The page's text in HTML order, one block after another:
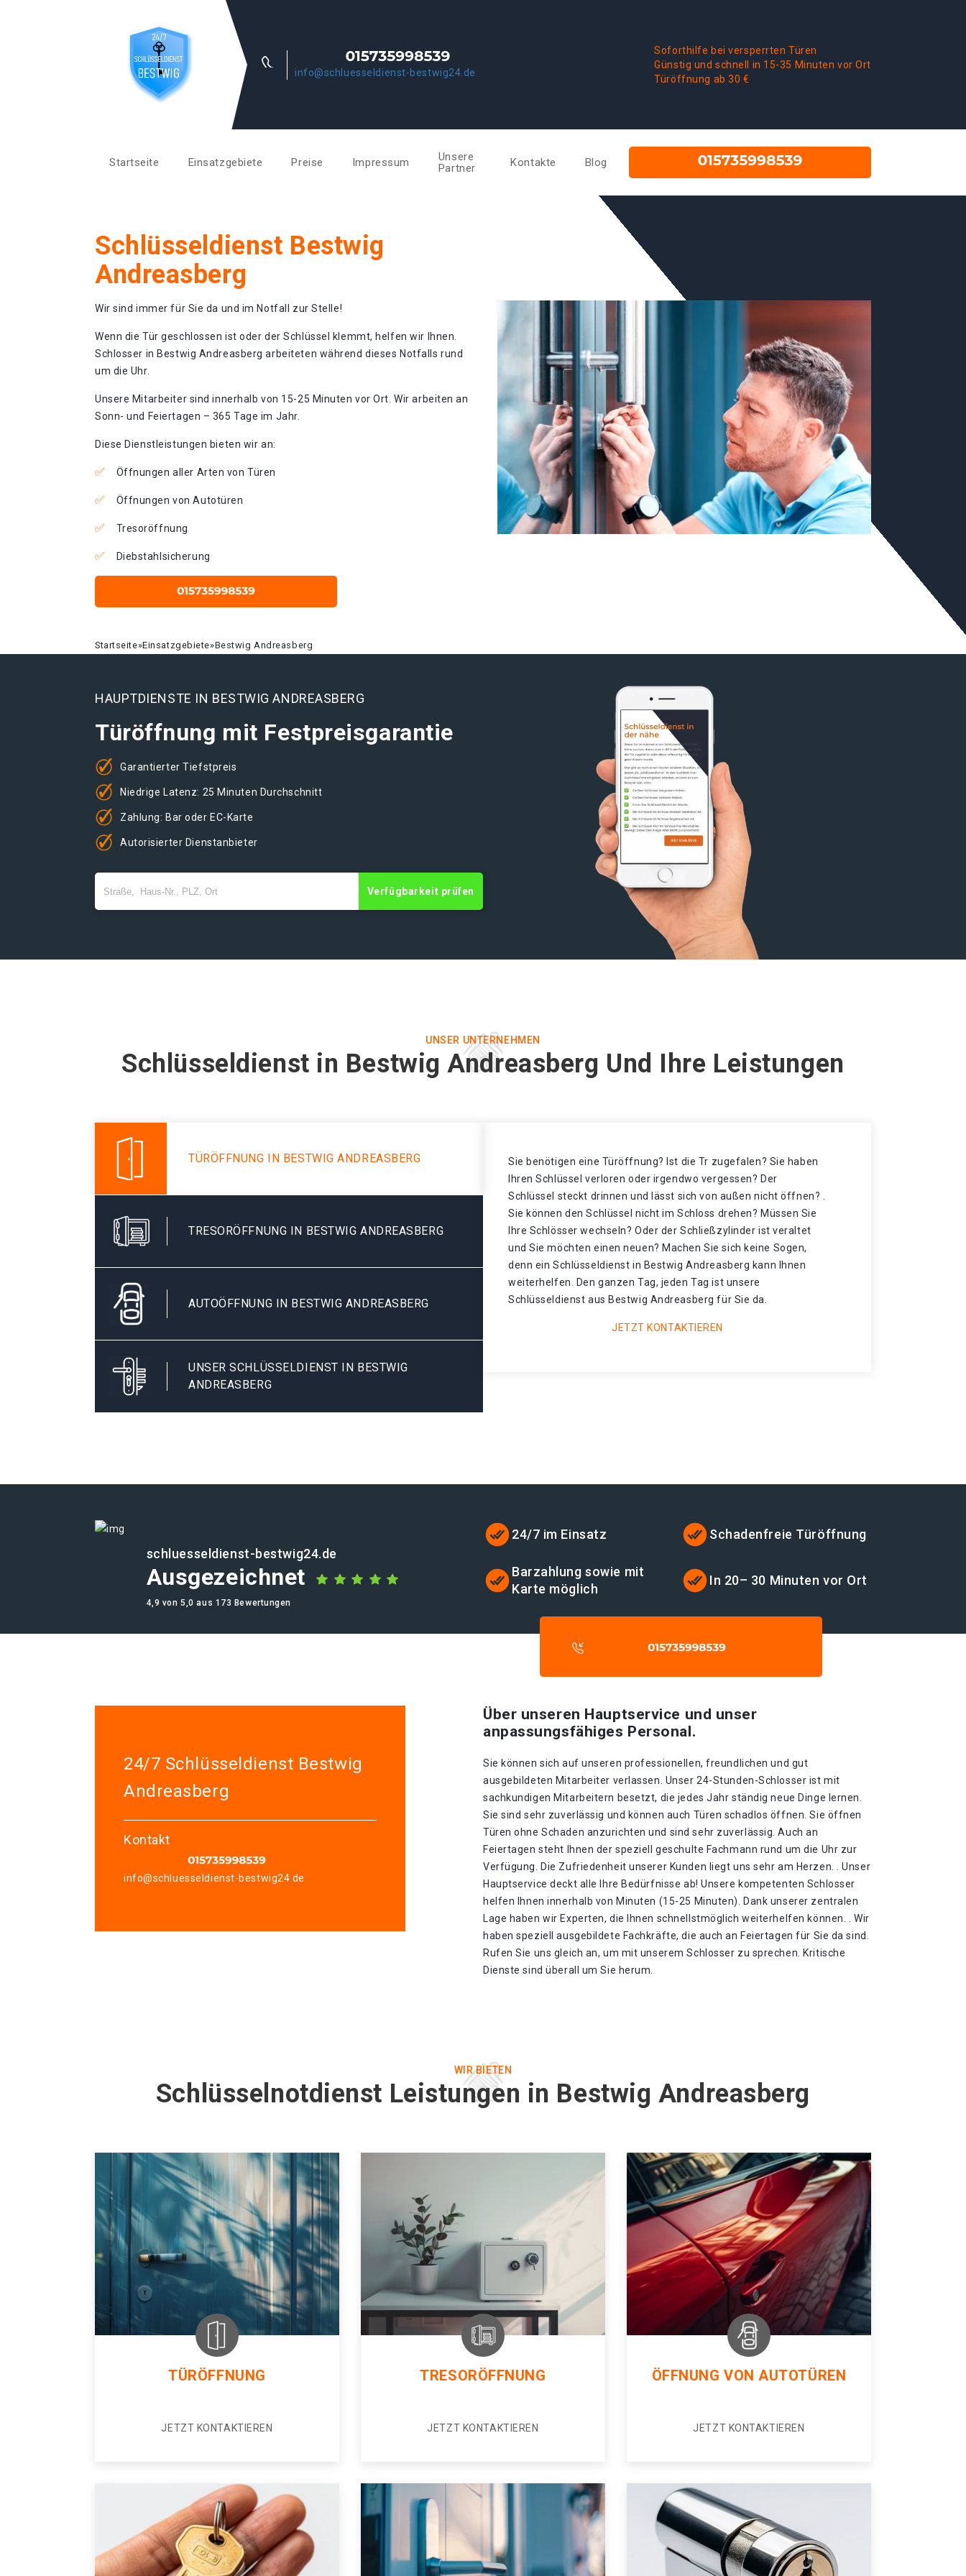
info@schluesseldienst-bestwig24.de
Soforthilfe bei versperrten Türen
Günstig und schnell in 15-35 Minuten vor Ort
Türöffnung ab 30 €
Startseite Einsatzgebiete Preise Impressum
Unsere
Partner
Kontakte Blog
Schlüsseldienst Bestwig
Andreasberg
Wir sind immer für Sie da und im Notfall zur Stelle!
Wenn die Tür geschlossen ist oder der Schlüssel klemmt, helfen wir Ihnen.
Schlosser in Bestwig Andreasberg arbeiteten während dieses Notfalls rund
um die Uhr.
Unsere Mitarbeiter sind innerhalb von 15-25 Minuten vor Ort. Wir arbeiten an
Sonn- und Feiertagen – 365 Tage im Jahr.
Diese Dienstleistungen bieten wir an:
Öffnungen aller Arten von Türen
Öffnungen von Autotüren
Tresoröffnung
Diebstahlsicherung
Startseite»Einsatzgebiete»Bestwig Andreasberg
HAUPTDIENSTE IN BESTWIG ANDREASBERG
Türöffnung mit Festpreisgarantie
Garantierter Tiefstpreis
Niedrige Latenz: 25 Minuten Durchschnitt
Zahlung: Bar oder EC-Karte
Autorisierter Dienstanbieter
Verfügbarkeit prüfen
UNSER UNTERNEHMEN
Schlüsseldienst in Bestwig Andreasberg Und Ihre Leistungen
TÜRÖFFNUNG IN BESTWIG ANDREASBERG
TRESORÖFFNUNG IN BESTWIG ANDREASBERG
AUTOÖFFNUNG IN BESTWIG ANDREASBERG
UNSER SCHLÜSSELDIENST IN BESTWIG
ANDREASBERG
Sie benötigen eine Türöffnung? Ist die Tr zugefalen? Sie haben
Ihren Schlüssel verloren oder irgendwo vergessen? Der
Schlüssel steckt drinnen und lässt sich von außen nicht öffnen? .
Sie können den Schlüssel nicht im Schloss drehen? Müssen Sie
Ihre Schlösser wechseln? Oder der Schließzylinder ist veraltet
und Sie möchten einen neuen? Machen Sie sich keine Sogen,
denn ein Schlüsseldienst in Bestwig Andreasberg kann Ihnen
weiterhelfen. Den ganzen Tag, jeden Tag ist unsere
Schlüsseldienst aus Bestwig Andreasberg für Sie da.
JETZT KONTAKTIEREN
schluesseldienst-bestwig24.de
Ausgezeichnet
4,9 von 5,0 aus 173 Bewertungen
24/7 im Einsatz Schadenfreie Türöffnung
Barzahlung sowie mit
Karte möglich
In 20– 30 Minuten vor Ort
24/7 Schlüsseldienst Bestwig
Andreasberg
Kontakt
info@schluesseldienst-bestwig24.de
Über unseren Hauptservice und unser
anpassungsfähiges Personal.
Sie können sich auf unseren professionellen, freundlichen und gut
ausgebildeten Mitarbeiter verlassen. Unser 24-Stunden-Schlosser ist mit
sachkundigen Mitarbeitern besetzt, die jedes Jahr ständig neue Dinge lernen.
Sie sind sehr zuverlässig und können auch Türen schadlos öffnen. Sie öffnen
Türen ohne Schaden anzurichten und sind sehr zuverlässig. Auch an
Feiertagen steht Ihnen der speziell geschulte Fachmann rund um die Uhr zur
Verfügung. Die Zufriedenheit unserer Kunden liegt uns sehr am Herzen. . Unser
Hauptservice deckt alle Ihre Bedürfnisse ab! Unsere kompetenten Schlosser
helfen Ihnen innerhalb von Minuten (15-25 Minuten). Dank unserer zentralen
Lage haben wir Experten, die Ihnen schnellstmöglich weiterhelfen können. . Wir
haben speziell ausgebildete Fachkräfte, die auch an Feiertagen für Sie da sind.
Rufen Sie uns gleich an, um mit unserem Schlosser zu sprechen. Kritische
Dienste sind überall um Sie herum.
WIR BIETEN
Schlüsselnotdienst Leistungen in Bestwig Andreasberg
TÜRÖFFNUNG
JETZT KONTAKTIEREN
TRESORÖFFNUNG
JETZT KONTAKTIEREN
ÖFFNUNG VON AUTOTÜREN
JETZT KONTAKTIEREN